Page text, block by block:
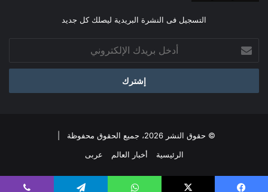
التسجيل فى النشرة البريدية ليصلك كل جديد
بريدك
الإلكتروني
© حقوق النشر 2026، جميع الحقوق محفوظة |
الرئيسية
أخبار العالم عربى